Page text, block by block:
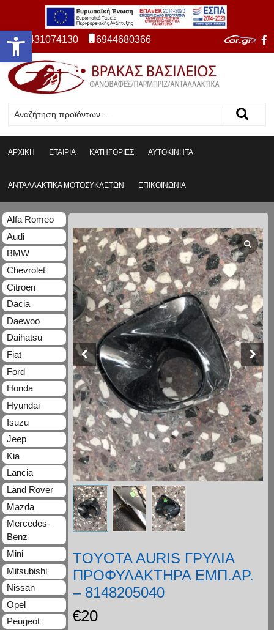
Ανοίξτε τη γραμμή εργαλείων 2431074130 6944680366
ΑΡΧΙΚΗ ΕΤΑΙΡΙΑ ΚΑΤΗΓΟΡΙΕΣ ΑΥΤΟΚΙΝΗΤΑ
ΑΝΤΑΛΛΑΚΤΙΚΑ ΜΟΤΟΣΥΚΛΕΤΩΝ ΕΠΙΚΟΙΝΩΝΙΑ
TOYOTA AURIS ΓΡΥΛΙΑ
ΠΡΟΦΥΛΑΚΤΗΡΑ ΕΜΠ.ΑΡ.
– 8148205040
€20
Alfa Romeo
Audi
BMW
Chevrolet
Citroen
Dacia
Daewoo
Daihatsu
Fiat
Ford
Honda
Hyundai
Isuzu
Jeep
Kia
Lancia
Land Rover
Mazda
Mercedes-
Benz
Mini
Mitsubishi
Nissan
Opel
Peugeot